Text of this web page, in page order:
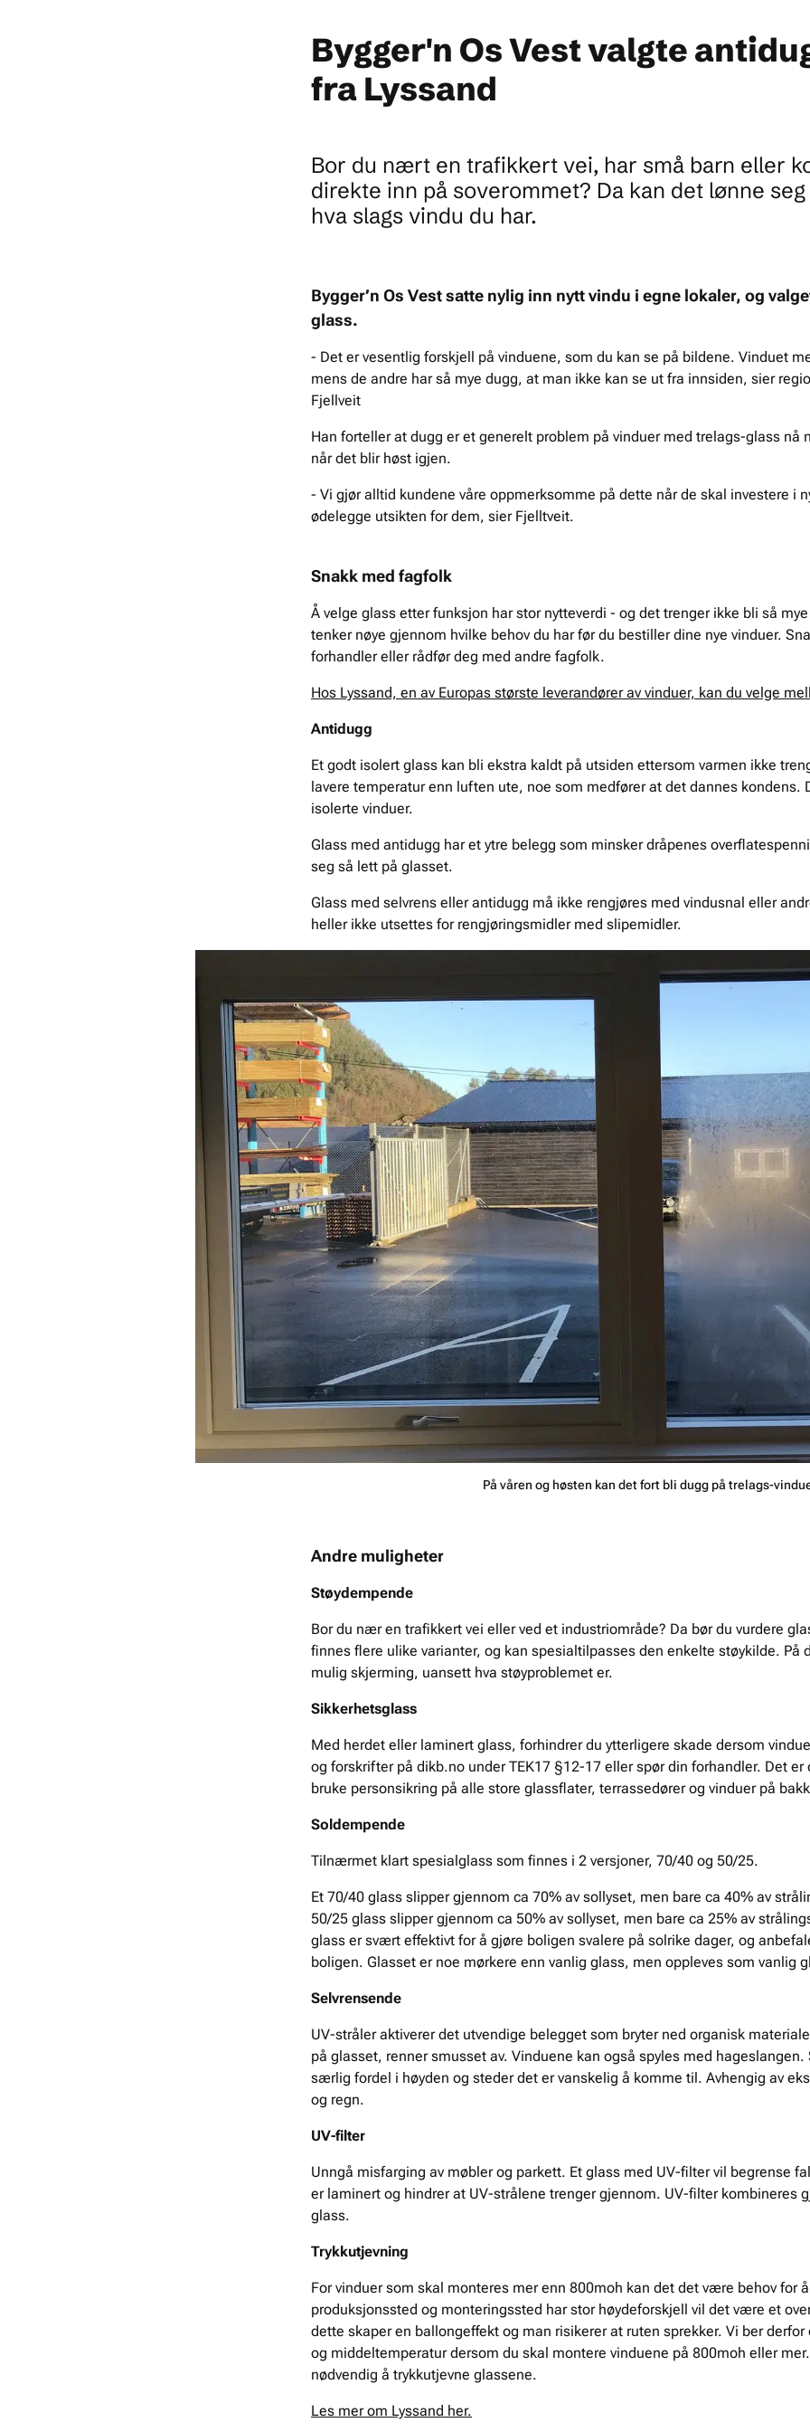
Bygger'n Os Vest valgte
fra Lyssand
Bor du nært en trafikkert vei, har små barn eller
direkte inn på soverommet? Da kan det lønne
hva slags vindu du har.
Bygger’n Os Vest satte nylig inn nytt vindu i egne lokaler, og
glass.
- Det er vesentlig forskjell på vinduene, som du kan se på bildene. Vinduet
mens de andre har så mye dugg, at man ikke kan se ut fra innsiden, sier
Fjellveit
Han forteller at dugg er et generelt problem på vinduer med trelags-glass nå
når det blir høst igjen.
- Vi gjør alltid kundene våre oppmerksomme på dette når de skal investere i
ødelegge utsikten for dem, sier Fjelltveit.
Snakk med fagfolk
Å velge glass etter funksjon har stor nytteverdi - og det trenger ikke bli så
tenker nøye gjennom hvilke behov du har før du bestiller dine nye vinduer.
forhandler eller rådfør deg med andre fagfolk.
Hos Lyssand, en av Europas største leverandører av vinduer, kan du velge
Antidugg
Et godt isolert glass kan bli ekstra kaldt på utsiden ettersom varmen ikke
lavere temperatur enn luften ute, noe som medfører at det dannes kondens.
isolerte vinduer.
Glass med antidugg har et ytre belegg som minsker dråpenes
seg så lett på glasset.
Glass med selvrens eller antidugg må ikke rengjøres med vindusnal eller
heller ikke utsettes for rengjøringsmidler med slipemidler.
På våren og høsten kan det fort bli dugg på trelags-
Andre muligheter
Støydempende
Bor du nær en trafikkert vei eller ved et industriområde? Da bør du vurdere
finnes flere ulike varianter, og kan spesialtilpasses den enkelte støykilde. På
mulig skjerming, uansett hva støyproblemet er.
Sikkerhetsglass
Med herdet eller laminert glass, forhindrer du ytterligere skade dersom
og forskrifter på dikb.no under TEK17 §12-17 eller spør din forhandler. Det
bruke personsikring på alle store glassflater, terrassedører og vinduer på
Soldempende
Tilnærmet klart spesialglass som finnes i 2 versjoner, 70/40 og 50/25.
Et 70/40 glass slipper gjennom ca 70% av sollyset, men bare ca 40% av
50/25 glass slipper gjennom ca 50% av sollyset, men bare ca 25% av
glass er svært effektivt for å gjøre boligen svalere på solrike dager, og
boligen. Glasset er noe mørkere enn vanlig glass, men oppleves som vanlig
Selvrensende
UV-stråler aktiverer det utvendige belegget som bryter ned organisk
på glasset, renner smusset av. Vinduene kan også spyles med hageslangen.
særlig fordel i høyden og steder det er vanskelig å komme til. Avhengig av
og regn.
UV-filter
Unngå misfarging av møbler og parkett. Et glass med UV-filter vil begrense
er laminert og hindrer at UV-strålene trenger gjennom. UV-filter kombineres
glass.
Trykkutjevning
For vinduer som skal monteres mer enn 800moh kan det det være behov for
produksjonssted og monteringssted har stor høydeforskjell vil det være et
dette skaper en ballongeffekt og man risikerer at ruten sprekker. Vi ber
og middeltemperatur dersom du skal montere vinduene på 800moh eller
nødvendig å trykkutjevne glassene.
Les mer om Lyssand her.